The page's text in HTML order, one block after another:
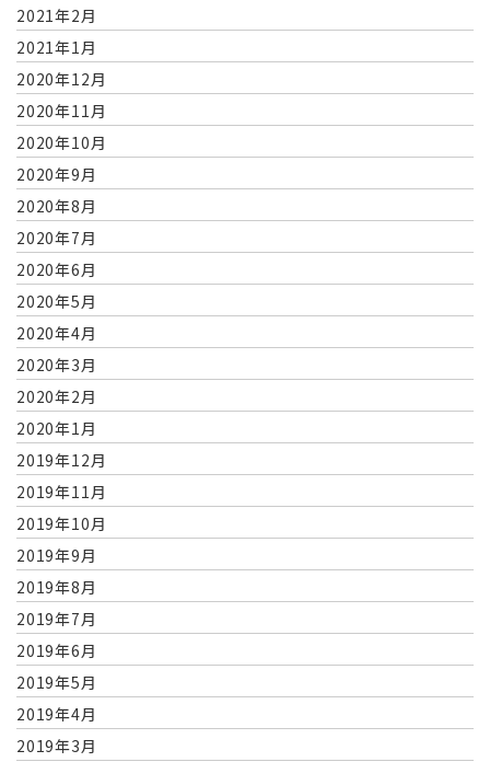
2021年2月
2021年1月
2020年12月
2020年11月
2020年10月
2020年9月
2020年8月
2020年7月
2020年6月
2020年5月
2020年4月
2020年3月
2020年2月
2020年1月
2019年12月
2019年11月
2019年10月
2019年9月
2019年8月
2019年7月
2019年6月
2019年5月
2019年4月
2019年3月